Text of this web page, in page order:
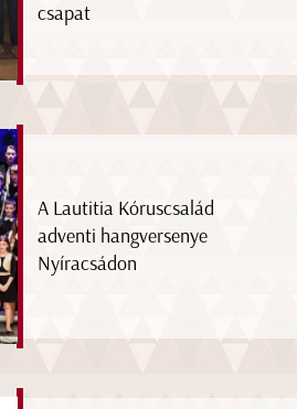
csapat
A Lautitia Kóruscsalád
adventi hangversenye
Nyíracsádon